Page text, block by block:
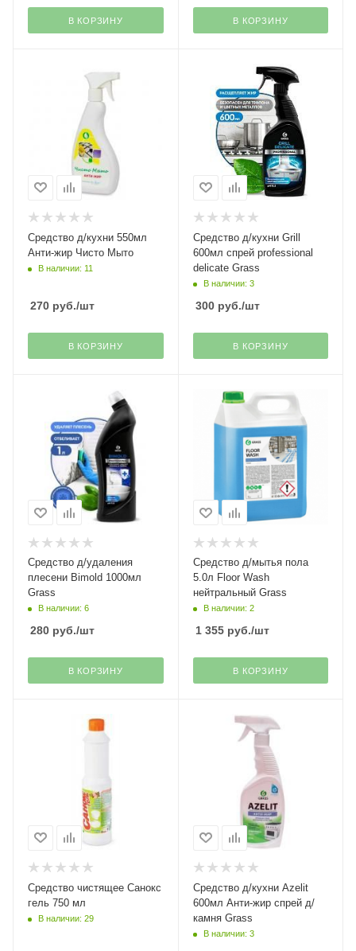
В КОРЗИНУ В КОРЗИНУ
Средство д/кухни 550мл
Анти-жир Чисто Мыто
В наличии: 11
270 руб./шт
В КОРЗИНУ
Средство д/кухни Grill
600мл спрей professional
delicate Grass
В наличии: 3
300руб./шт
В КОРЗИНУ
Средство д/удаления
плесени Bimold 1000мл
Grass
В наличии: 6
280 руб./шт
В КОРЗИНУ
Средство д/мытья пола
5.0л Floor Wash
нейтральный Grass
В наличии: 2
1 355руб./шт
В КОРЗИНУ
Средство чистящее Санокс
гель 750 мл
В наличии: 29
Средство д/кухни Azelit
600мл Анти-жир спрей д/
камня Grass
В наличии: 3